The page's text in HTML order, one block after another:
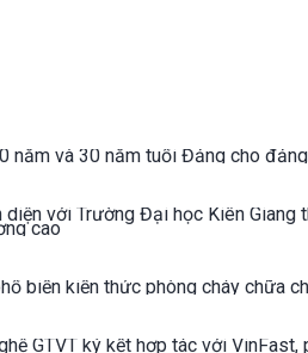
năm và 30 năm tuổi Đảng cho
diện với Trường Đại học Kiên
cao
biến kiến thức phòng cháy chữa
GTVT ký kết hợp tác với